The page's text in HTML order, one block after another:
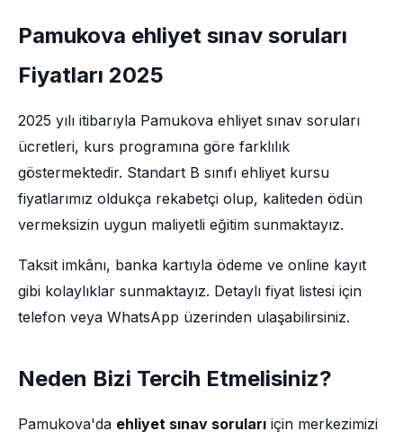
Pamukova ehliyet sınav soruları
Fiyatları 2025
2025 yılı itibarıyla Pamukova ehliyet sınav soruları
ücretleri, kurs programına göre farklılık
göstermektedir. Standart B sınıfı ehliyet kursu
fiyatlarımız oldukça rekabetçi olup, kaliteden ödün
vermeksizin uygun maliyetli eğitim sunmaktayız.
Taksit imkânı, banka kartıyla ödeme ve online kayıt
gibi kolaylıklar sunmaktayız. Detaylı fiyat listesi için
telefon veya WhatsApp üzerinden ulaşabilirsiniz.
Neden Bizi Tercih Etmelisiniz?
Pamukova'da ehliyet sınav soruları için merkezimizi